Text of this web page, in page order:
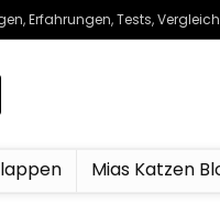
Erfahrungen, Tests,
Mias Katzen